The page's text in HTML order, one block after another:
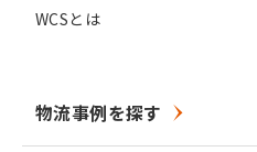
WCSとは
物流事例を探す